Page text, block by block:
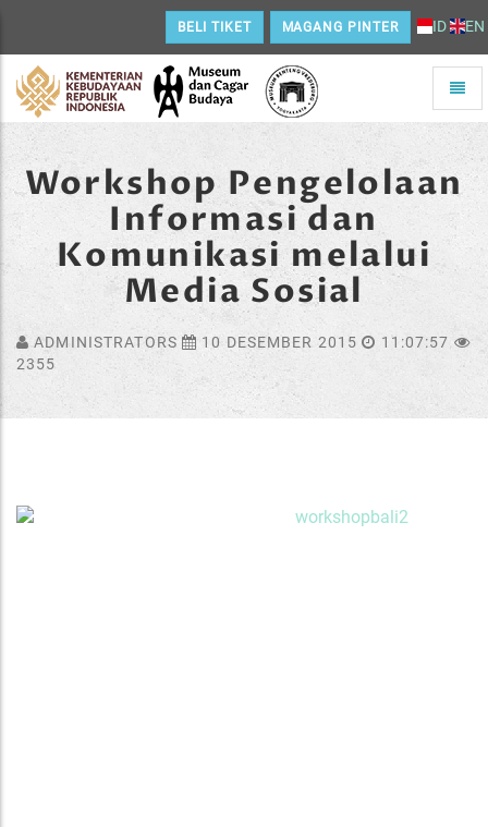
BELI TIKET MAGANG PINTER ID EN
Home
Toggle
Workshop Pengelolaan
Informasi dan
Komunikasi melalui
Media Sosial
ADMINISTRATORS 10 DESEMBER 2015
11:07:57
2355